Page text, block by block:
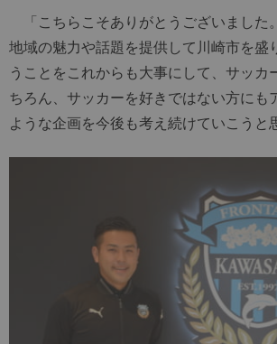
「こちらこそありがとうございました
地域の魅力や話題を提供して川崎市を盛
うことをこれからも大事にして、サッカ
ちろん、サッカーを好きではない方にも
ような企画を今後も考え続けていこうと